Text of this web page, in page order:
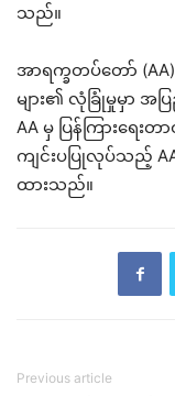
သည်။
အာရက္ခတပ်တော်
များ၏ လုံခြုံမှုမှာ အ
AA မှ ပြန်ကြားရေ
ကျင်းပပြုလုပ်သည့်
ထားသည်။
Previous article